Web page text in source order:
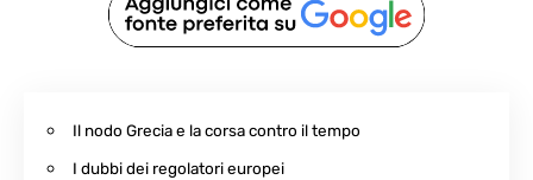
Il nodo Grecia e la corsa contro il tempo
I dubbi dei regolatori europei